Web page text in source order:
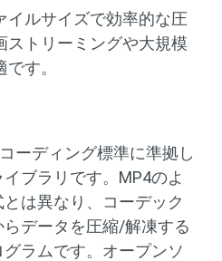
イルサイズで効率的な圧
ストリーミングや大規模
す。
ーディング標準に準拠し
ブラリです。MP4のよ
は異なり、コーデック
データを圧縮/解凍する
ラムです。オープンソ